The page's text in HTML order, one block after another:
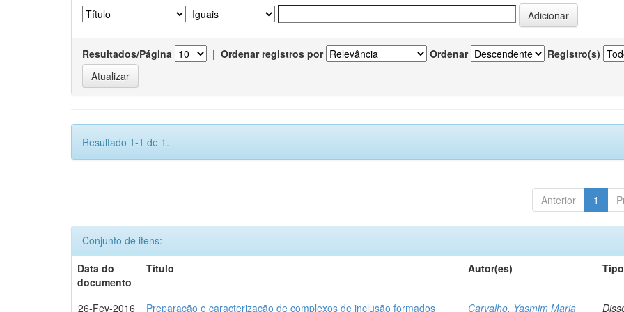
Resultados/Página | Ordenar registros por Ordenar Registro(s)
Resultado 1-1 de 1.
Anterior 1
Conjunto de itens:
Data do
documento
Título Autor(es) Tipo
26-Fev-2016 Preparação e caracterização de complexos de inclusão formados Carvalho, Yasmim Maria